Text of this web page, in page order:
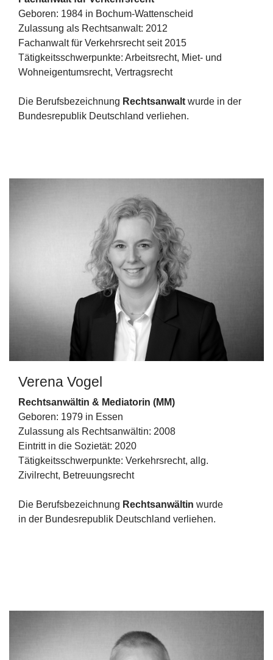
Geboren: 1984 in Bochum-Wattenscheid
Zulassung als Rechtsanwalt: 2012
Fachanwalt für Verkehrsrecht seit 2015
Tätigkeitsschwerpunkte: Arbeitsrecht, Miet- und
Wohneigentumsrecht, Vertragsrecht
Die Berufsbezeichnung Rechtsanwalt wurde in der
Bundesrepublik Deutschland verliehen.
Verena Vogel
Rechtsanwältin & Mediatorin (MM)
Geboren: 1979 in Essen
Zulassung als Rechtsanwältin: 2008
Eintritt in die Sozietät: 2020
Tätigkeitsschwerpunkte: Verkehrsrecht, allg.
Zivilrecht, Betreuungsrecht
Die Berufsbezeichnung Rechtsanwältin wurde
in der Bundesrepublik Deutschland verliehen.